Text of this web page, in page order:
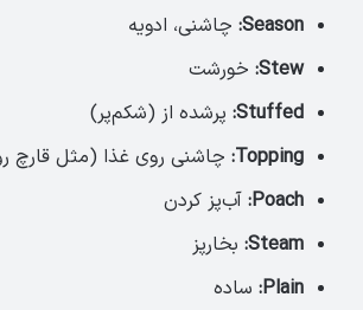
Season: چاشنی، ادویه
Stew: خورشت
Stuffed: پرشده از (شکم‌پر)
Topping: چاشنی روی غذا (مثل قارچ
Poach: آب‌پز کردن
Steam: بخارپز
Plain: ساده